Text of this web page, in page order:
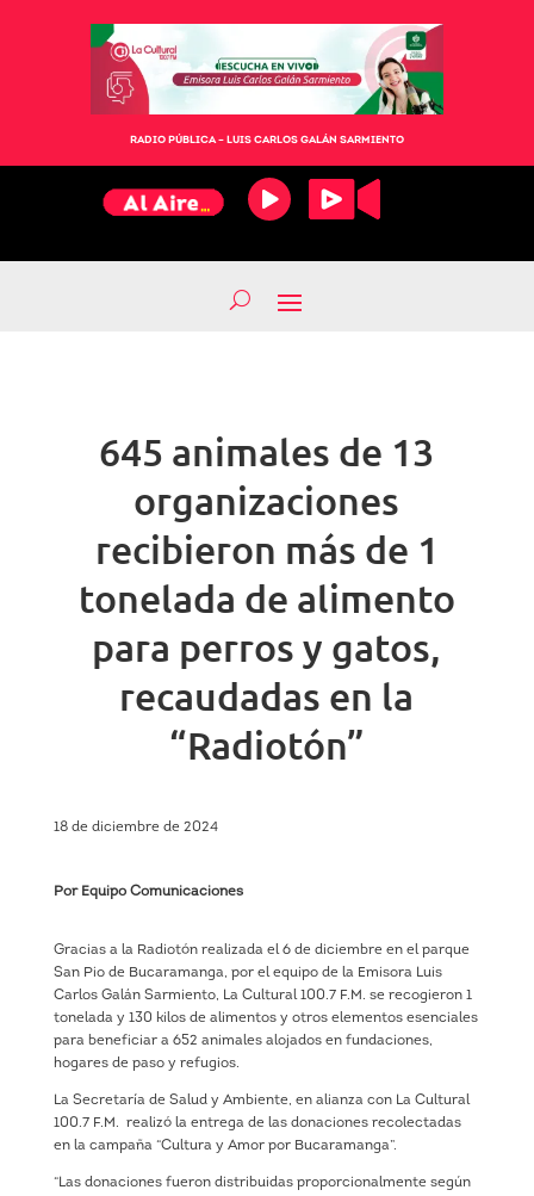
RADIO PÚBLICA – LUIS CARLOS GALÁN SARMIENTO
645 animales de 13
organizaciones
recibieron más de 1
tonelada de alimento
para perros y gatos,
recaudadas en la
“Radiotón”
18 de diciembre de 2024
Por Equipo Comunicaciones
Gracias a la Radiotón realizada el 6 de diciembre en el parque
San Pio de Bucaramanga, por el equipo de la Emisora Luis
Carlos Galán Sarmiento, La Cultural 100.7 F.M. se recogieron 1
tonelada y 130 kilos de alimentos y otros elementos esenciales
para beneficiar a 652 animales alojados en fundaciones,
hogares de paso y refugios.
La Secretaría de Salud y Ambiente, en alianza con La Cultural
100.7 F.M. realizó la entrega de las donaciones recolectadas
en la campaña “Cultura y Amor por Bucaramanga”.
“Las donaciones fueron distribuidas proporcionalmente según